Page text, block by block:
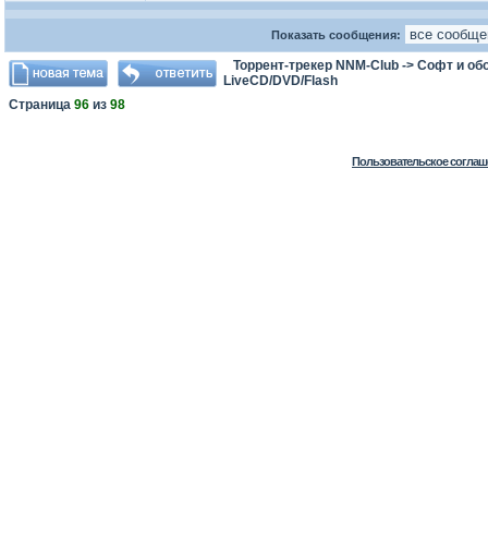
Показать сообщения:
Торрент-трекер NNM-Club -> Софт и
LiveCD/DVD/Flash
Страница 96 из 98
Пользовательское